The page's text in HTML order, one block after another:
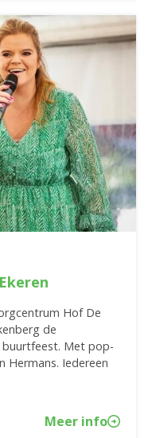
Hof De
de
Met pop-
Hermans. Iedereen
Meer info